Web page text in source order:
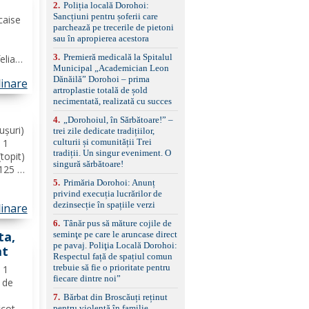
g
reglaj lombar electric
pentru șofer și pasager
Volan multifuncțional
îmbrăcat în piele, cu
treptelor Adaptive cruise
control, asistent
schimbare bandă și
menținere bandă Faruri
bi-xenon adaptive cu
funcție Cornering,
asistent fază lungă
automată , lumini de zi
LED, proiectoare ceață
LED, spălătoare faruri
față/spate, cameră
marșarier Keyless entry
& start, geamuri electrice
electrice, încălzite și
rabatabile Sistem hands-
free, Bluetooth, USB
Sistem start/stop, frână
de parcare electrică,
anvelope vară runflat
Control presiune pneuri,
filtru de particule,
2. Poliția locală Dorohoi:
Sancțiuni pentru șoferii care
parchează pe trecerile de pietoni
sau în apropierea acestora
3. Premieră medicală la Spitalul
Municipal „Academician Leon
Dănăilă” Dorohoi – prima
artroplastie totală de șold
necimentată, realizată cu succes
4.
„Dorohoiul, în Sărbătoare!” –
trei zile dedicate tradițiilor,
culturii și comunității Trei
tradiții. Un singur eveniment. O
singură sărbătoare!
5. Primăria Dorohoi: Anunț
privind execuția lucrărilor de
dezinsecție în spațiile verzi
6. Tânăr pus să măture cojile de
seminţe pe care le aruncase direct
pe pavaj. Poliţia Locală Dorohoi:
Respectul față de spațiul comun
trebuie să fie o prioritate pentru
fiecare dintre noi”
7. Bărbat din Broscăuți reținut